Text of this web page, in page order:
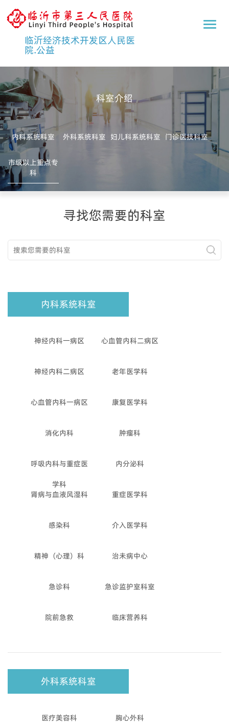
临
三
人
医
临沂经济技术开发区人民医
院.公益
科室介绍
内科系统科室 外科系统科室 妇儿科系统科室 门诊医技科室
市级以上重点专
科
寻找您需要的科室
内科系统科室
神经内科一病区 心血管内科二病区
神经内科二病区 老年医学科
心血管内科一病区 康复医学科
消化内科 肿瘤科
呼吸内科与重症医
学科
内分泌科
肾病与血液风湿科 重症医学科
感染科 介入医学科
精神（心理）科 治未病中心
急诊科 急诊监护室科室
院前急救 临床营养科
外科系统科室
医疗美容科 胸心外科